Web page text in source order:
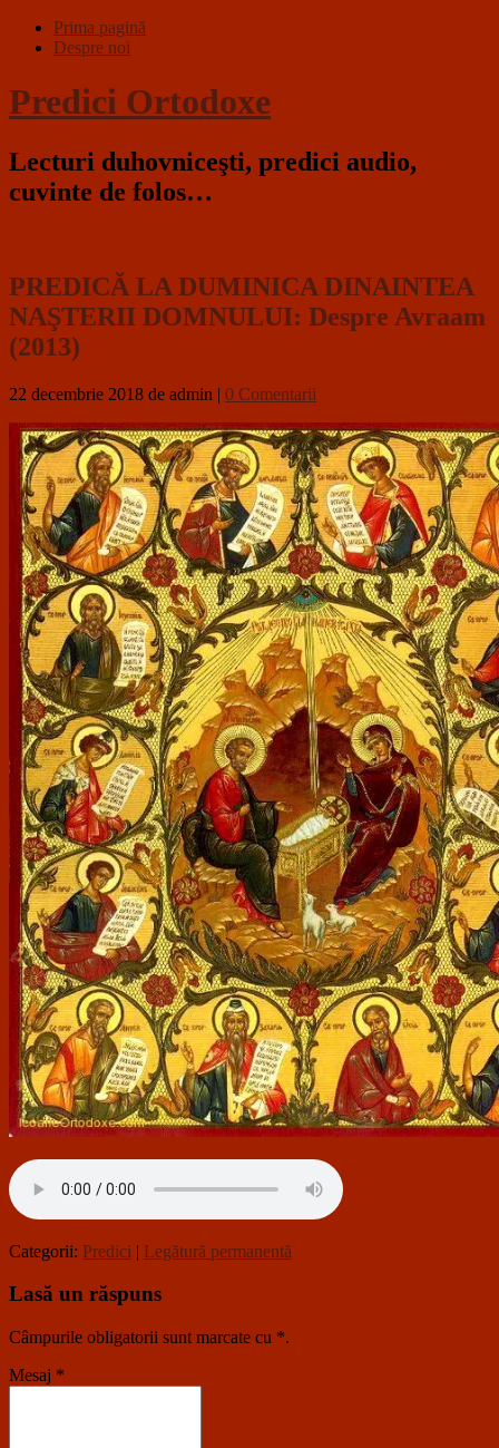
Prima pagină
Despre noi
Predici Ortodoxe
Lecturi duhovniceşti, predici audio,
cuvinte de folos…
PREDICĂ LA DUMINICA DINAINTEA
NAŞTERII DOMNULUI: Despre Avraam
(2013)
22 decembrie 2018 de admin | 0 Comentarii
Categorii: Predici | Legătură permanentă
Lasă un răspuns
Câmpurile obligatorii sunt marcate cu *.
Mesaj *